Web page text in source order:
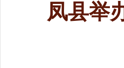
凤县举